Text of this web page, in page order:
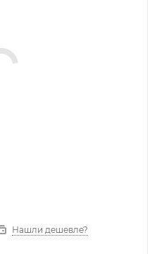
Нашли дешевле?